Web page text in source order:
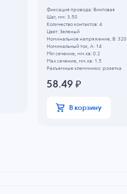
Фиксация провода: Винтовая
Шаг, мм: 3.50
Количество контактов: 4
Цвет: Зеленый
Номинальное напряжение, B: 320
Номинальный ток, А: 14
Min сечение, мм.кв: 0.2
Max сечение, мм.кв: 1.5
Разъемные клеммники: розетка
58.49 ₽
В корзину